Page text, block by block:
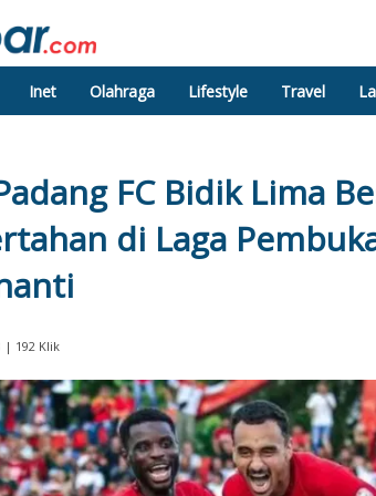
Inet Olahraga Lifestyle Travel
FC Bidik Lima
di Laga
| 192 Klik